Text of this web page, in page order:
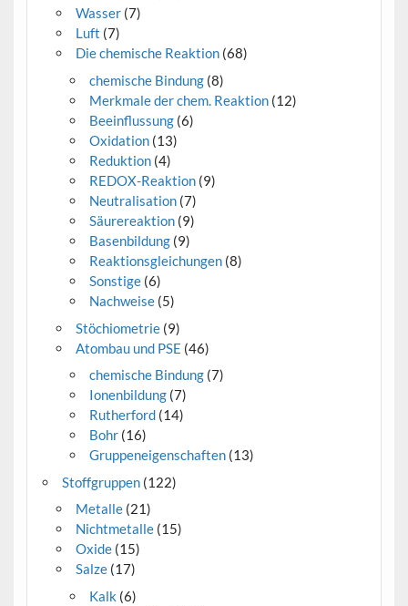
Wasser(7)
Luft (7)
Die chemische Reaktion(68)
chemische Bindung (8)
Merkmale der chem. Reaktion (12)
Beeinflussung (6)
Oxidation (13)
Reduktion (4)
REDOX-Reaktion (9)
Neutralisation (7)
Säurereaktion (9)
Basenbildung (9)
Reaktionsgleichungen (8)
Sonstige (6)
Nachweise (5)
Stöchiometrie(9)
Atombau und PSE (46)
chemische Bindung (7)
Ionenbildung (7)
Rutherford (14)
Bohr (16)
Gruppeneigenschaften (13)
Stoffgruppen(122)
Metalle(21)
Nichtmetalle(15)
Oxide(15)
Salze(17)
Kalk (6)